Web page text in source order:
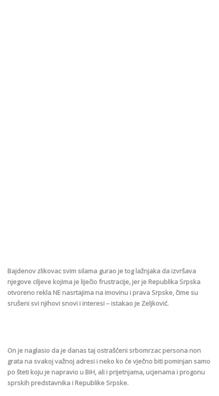
Bajdenov zlikovac svim silama gurao je tog lažnjaka da izvršava
njegove ciljeve kojima je liječio frustracije, jer je Republika Srpska
otvoreno rekla NE nasrtajima na imovinu i prava Srpske, čime su
srušeni svi njihovi snovi i interesi – istakao je Zeljković.
On je naglasio da je danas taj ostrašćeni srbomrzac persona non
grata na svakoj važnoj adresi i neko ko će vječno biti pominjan samo
po šteti koju je napravio u BiH, ali i prijetnjama, ucjenama i progonu
sprskih predstavnika i Republike Srpske.